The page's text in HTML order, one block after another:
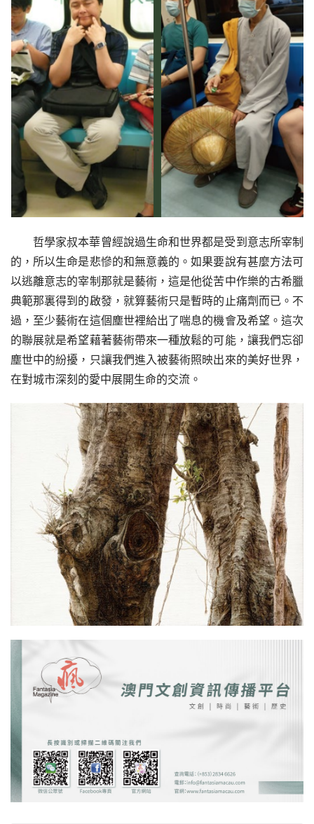
哲學家叔本華曾經說過生命和世界都是受到意志所宰制
的，所以生命是悲慘的和無意義的。如果要說有甚麼方法可
以逃離意志的宰制那就是藝術，這是他從苦中作樂的古希臘
典範那裏得到的啟發，就算藝術只是暫時的止痛劑而已。不
過，至少藝術在這個塵世裡給出了喘息的機會及希望。這次
的聯展就是希望藉著藝術帶來一種放鬆的可能，讓我們忘卻
塵世中的紛擾，只讓我們進入被藝術照映出來的美好世界，
在對城市深刻的愛中展開生命的交流。